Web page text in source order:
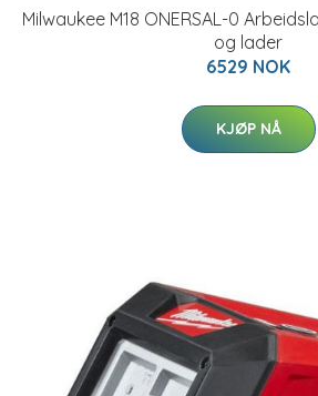
Milwaukee M18 ONERSAL-0
og lader
6529 NOK
KJØP NÅ